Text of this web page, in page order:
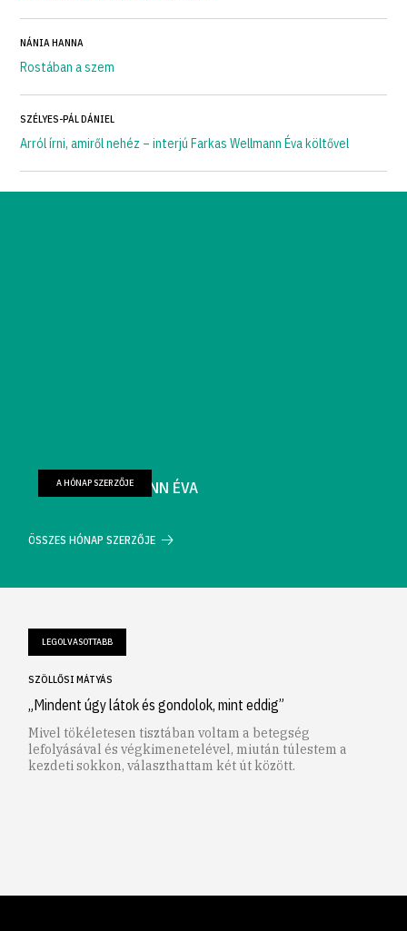
NÁNIA HANNA
Rostában a szem
SZÉLYES-PÁL DÁNIEL
Arról írni, amiről nehéz – interjú Farkas Wellmann Éva költővel
FARKAS WELLMANN ÉVA
A HÓNAP SZERZŐJE
ÖSSZES HÓNAP SZERZŐJE
LEGOLVASOTTABB
SZÖLLŐSI MÁTYÁS
„Mindent úgy látok és gondolok, mint eddig”
Mivel tökéletesen tisztában voltam a betegség
lefolyásával és végkimenetelével, miután túlestem a
kezdeti sokkon, választhattam két út között.